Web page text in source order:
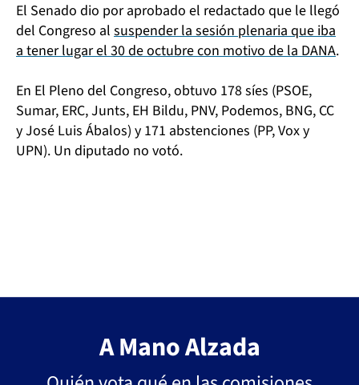
El Senado dio por aprobado el redactado que le llegó
del Congreso al suspender la sesión plenaria que iba
a tener lugar el 30 de octubre con motivo de la DANA.
En El Pleno del Congreso, obtuvo 178 síes (PSOE,
Sumar, ERC, Junts, EH Bildu, PNV, Podemos, BNG, CC
y José Luis Ábalos) y 171 abstenciones (PP, Vox y
UPN). Un diputado no votó.
A Mano Alzada